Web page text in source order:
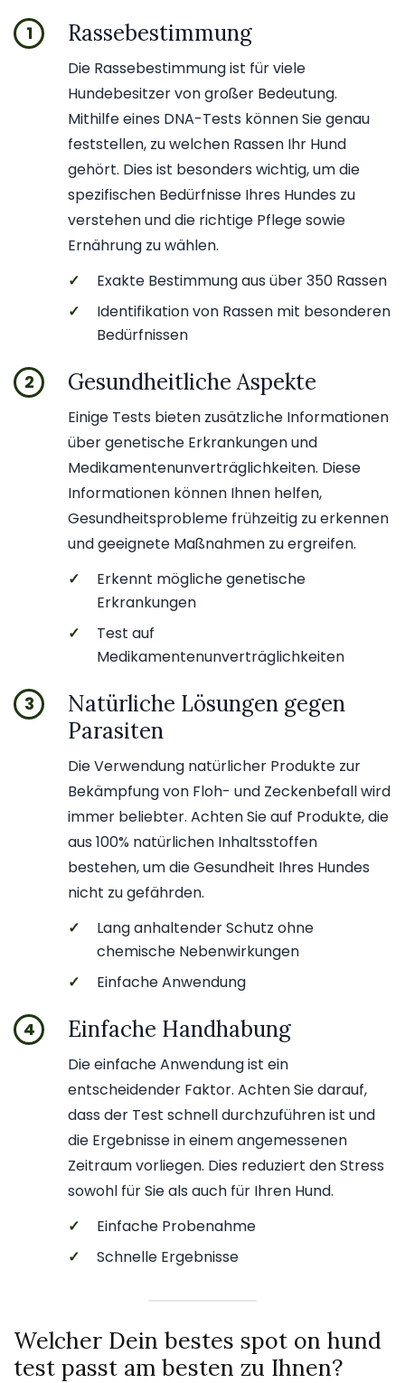
1 Rassebestimmung
Die Rassebestimmung ist für viele
Hundebesitzer von großer Bedeutung.
Mithilfe eines DNA-Tests können Sie genau
feststellen, zu welchen Rassen Ihr Hund
gehört. Dies ist besonders wichtig, um die
spezifischen Bedürfnisse Ihres Hundes zu
verstehen und die richtige Pflege sowie
Ernährung zu wählen.
✓
Exakte Bestimmung aus über 350 Rassen
✓
Identifikation von Rassen mit besonderen
Bedürfnissen
2 Gesundheitliche Aspekte
Einige Tests bieten zusätzliche Informationen
über genetische Erkrankungen und
Medikamentenunverträglichkeiten. Diese
Informationen können Ihnen helfen,
Gesundheitsprobleme frühzeitig zu erkennen
und geeignete Maßnahmen zu ergreifen.
✓
Erkennt mögliche genetische
Erkrankungen
✓
Test auf
Medikamentenunverträglichkeiten
3
Natürliche Lösungen gegen
Parasiten
Die Verwendung natürlicher Produkte zur
Bekämpfung von Floh- und Zeckenbefall wird
immer beliebter. Achten Sie auf Produkte, die
aus 100% natürlichen Inhaltsstoffen
bestehen, um die Gesundheit Ihres Hundes
nicht zu gefährden.
✓
Lang anhaltender Schutz ohne
chemische Nebenwirkungen
✓
Einfache Anwendung
4 Einfache Handhabung
Die einfache Anwendung ist ein
entscheidender Faktor. Achten Sie darauf,
dass der Test schnell durchzuführen ist und
die Ergebnisse in einem angemessenen
Zeitraum vorliegen. Dies reduziert den Stress
sowohl für Sie als auch für Ihren Hund.
✓
Einfache Probenahme
✓
Schnelle Ergebnisse
Welcher Dein bestes spot on hund
test passt am besten zu Ihnen?